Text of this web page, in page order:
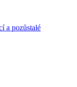
a pozůstalé